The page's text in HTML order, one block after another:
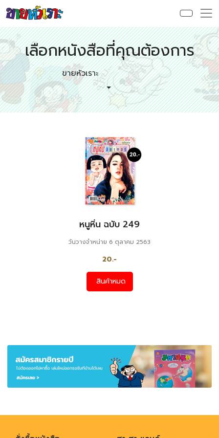
เลือกหนังสือที่คุณต้องการ
ขายหัวเราะ
หนูหิ่น ฉบับ 249
วันวางจำหน่าย 6 ตุลาคม 2563
20.-
สินค้าหมด